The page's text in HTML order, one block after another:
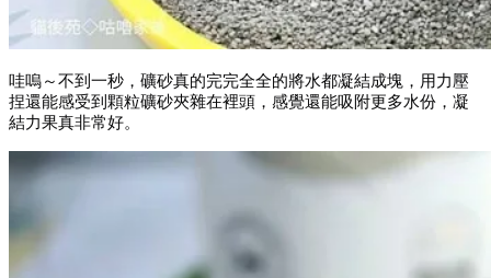
哇嗚～不到一秒，礦砂真的完完全全的將水都凝結成塊，用力壓
捏還能感受到顆粒礦砂夾雜在裡頭，感覺還能吸附更多水份，凝
結力果真非常好。